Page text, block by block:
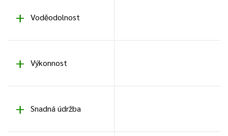
Voděodolnost
Výkonnost
Snadná údržba